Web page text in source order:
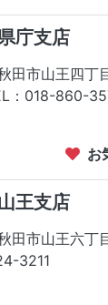
庁支店
田市山王四丁
：018-860-
お
王支店
田市山王六丁
3211